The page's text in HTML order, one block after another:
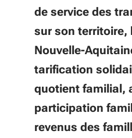
de service des
sur son territoire,
Nouvelle-
tarification
quotient familial,
participation
revenus des